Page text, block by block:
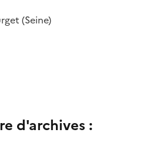
(Seine)
d'archives :